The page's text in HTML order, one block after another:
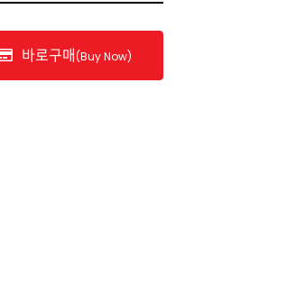
바로구매(Buy Now)